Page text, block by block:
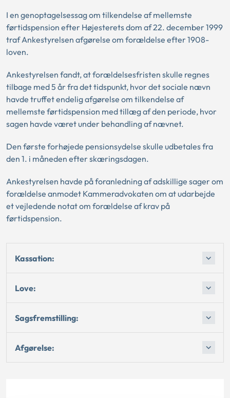
I en genoptagelsessag om tilkendelse af mellemste
førtidspension efter Højesterets dom af 22. december 1999
traf Ankestyrelsen afgørelse om forældelse efter 1908-
loven.
Ankestyrelsen fandt, at forældelsesfristen skulle regnes
tilbage med 5 år fra det tidspunkt, hvor det sociale nævn
havde truffet endelig afgørelse om tilkendelse af
mellemste førtidspension med tillæg af den periode, hvor
sagen havde været under behandling af nævnet.
Den første forhøjede pensionsydelse skulle udbetales fra
den 1. i måneden efter skæringsdagen.
Ankestyrelsen havde på foranledning af adskillige sager om
forældelse anmodet Kammeradvokaten om at udarbejde
et vejledende notat om forældelse af krav på
førtidspension.
Kassation:
Love:
Sagsfremstilling:
Afgørelse: